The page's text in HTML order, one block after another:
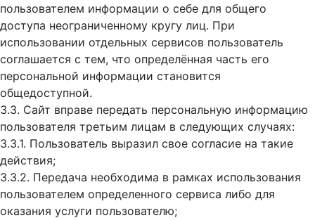
пользователем информации о себе для общего
доступа неограниченному кругу лиц. При
использовании отдельных сервисов пользователь
соглашается с тем, что определённая часть его
персональной информации становится
общедоступной.
3.3. Сайт вправе передать персональную информацию
пользователя третьим лицам в следующих случаях:
3.3.1. Пользователь выразил свое согласие на такие
действия;
3.3.2. Передача необходима в рамках использования
пользователем определенного сервиса либо для
оказания услуги пользователю;